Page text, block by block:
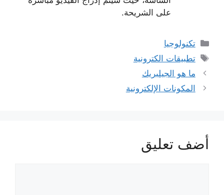
على الشريحة.
التصنيفات
تكنولوجيا
الوسوم
تطبيقات الكترونية
ما هو الجيلبريك
المكونات الإلكترونية
أضف تعليق